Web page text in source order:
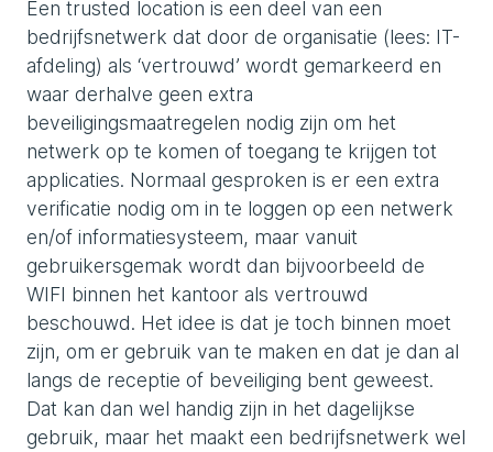
Een trusted location is een deel van een
bedrijfsnetwerk dat door de organisatie (lees: IT-
afdeling) als ‘vertrouwd’ wordt gemarkeerd en
waar derhalve geen extra
beveiligingsmaatregelen nodig zijn om het
netwerk op te komen of toegang te krijgen tot
applicaties. Normaal gesproken is er een extra
verificatie nodig om in te loggen op een netwerk
en/of informatiesysteem, maar vanuit
gebruikersgemak wordt dan bijvoorbeeld de
WIFI binnen het kantoor als vertrouwd
beschouwd. Het idee is dat je toch binnen moet
zijn, om er gebruik van te maken en dat je dan al
langs de receptie of beveiliging bent geweest.
Dat kan dan wel handig zijn in het dagelijkse
gebruik, maar het maakt een bedrijfsnetwerk wel